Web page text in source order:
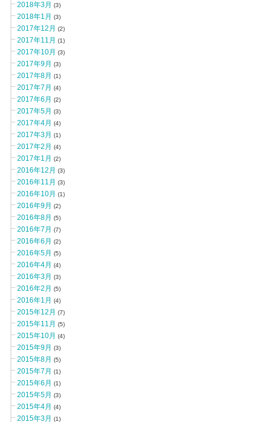
2018年3月 (3)
2018年1月 (3)
2017年12月 (2)
2017年11月 (1)
2017年10月 (3)
2017年9月 (3)
2017年8月 (1)
2017年7月 (4)
2017年6月 (2)
2017年5月 (3)
2017年4月 (4)
2017年3月 (1)
2017年2月 (4)
2017年1月 (2)
2016年12月 (3)
2016年11月 (3)
2016年10月 (1)
2016年9月 (2)
2016年8月 (5)
2016年7月 (7)
2016年6月 (2)
2016年5月 (5)
2016年4月 (4)
2016年3月 (3)
2016年2月 (5)
2016年1月 (4)
2015年12月 (7)
2015年11月 (5)
2015年10月 (4)
2015年9月 (3)
2015年8月 (5)
2015年7月 (1)
2015年6月 (1)
2015年5月 (3)
2015年4月 (4)
2015年3月 (1)